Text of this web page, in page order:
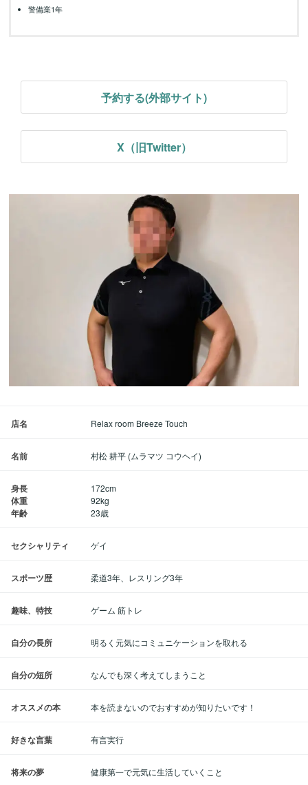
警備業1年
予約する(外部サイト)
X（旧Twitter）
店名 Relax room Breeze Touch
名前 村松 耕平 (ムラマツ コウヘイ)
身長
体重
年齢
172cm
92kg
23歳
セクシャリティ ゲイ
スポーツ歴 柔道3年、レスリング3年
趣味、特技 ゲーム 筋トレ
自分の長所 明るく元気にコミュニケーションを取れる
自分の短所 なんでも深く考えてしまうこと
オススメの本 本を読まないのでおすすめが知りたいです！
好きな言葉 有言実行
将来の夢 健康第一で元気に生活していくこと